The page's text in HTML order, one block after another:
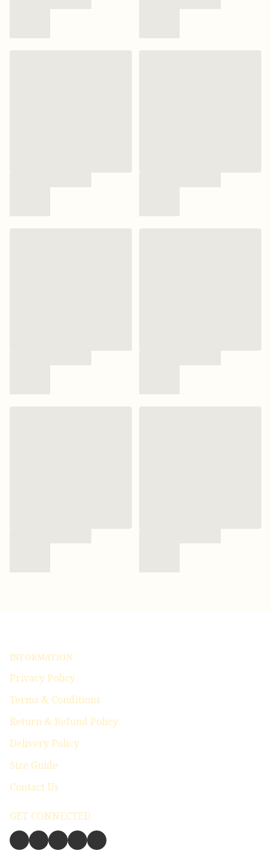
INFORMATION
Privacy Policy
Terms & Conditions
Return & Refund Policy
Delivery Policy
Size Guide
Contact Us
GET CONNECTED